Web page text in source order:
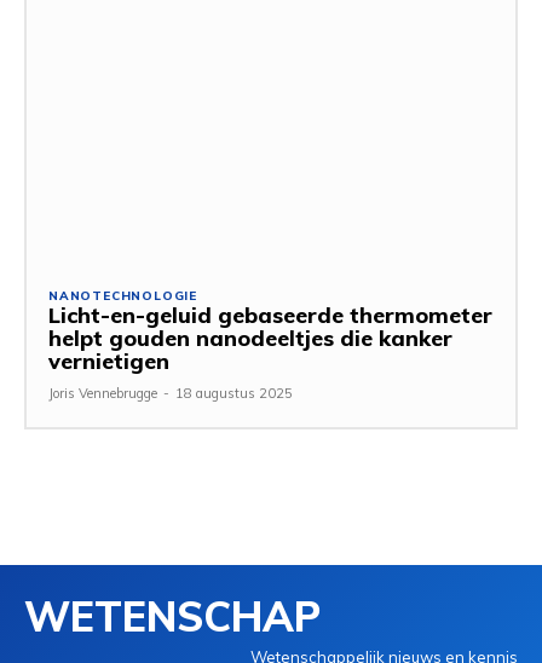
NANOTECHNOLOGIE
Licht-en-geluid gebaseerde thermometer
helpt gouden nanodeeltjes die kanker
vernietigen
Joris Vennebrugge - 18 augustus 2025
WETENSCHAP
Wetenschappelijk nieuws en kennis